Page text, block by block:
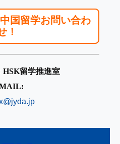
国留学お問い合わ
！
HSK留学推進室